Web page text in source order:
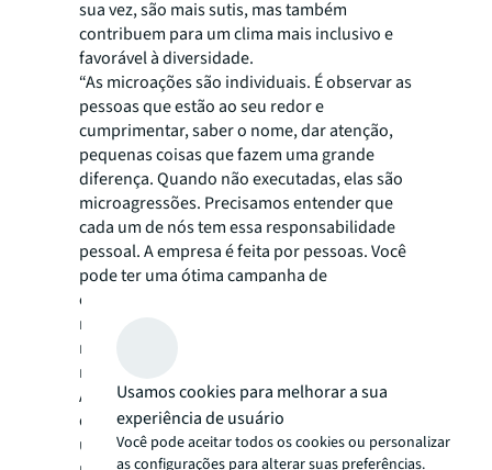
sua vez, são mais sutis, mas também
contribuem para um clima mais inclusivo e
favorável à diversidade.
“As microações são individuais. É observar as
pessoas que estão ao seu redor e
cumprimentar, saber o nome, dar atenção,
pequenas coisas que fazem uma grande
diferença. Quando não executadas, elas são
microagressões. Precisamos entender que
cada um de nós tem essa responsabilidade
pessoal. A empresa é feita por pessoas. Você
pode ter uma ótima campanha de
conscientização ou fazer um programa
maravilhoso e, ainda assim, não ter o
resultado esperado porque, no final, as
microações vão falar mais alto”, destaca.
A chamada “síndrome do preto único”, como
define Venturini, seria um sintoma de que
uma empresa não é tão diversa: quando a
Usamos cookies para melhorar a sua
experiência de usuário
Você pode aceitar todos os cookies ou personalizar
as configurações para alterar suas preferências.